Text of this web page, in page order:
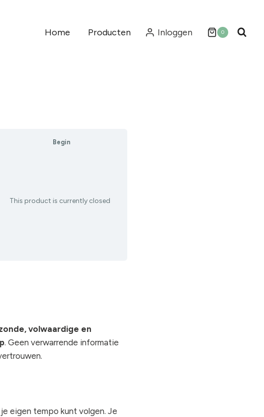
Home Producten Inloggen 0
Begin
This product is currently closed
volwaardige en
. Geen verwarrende informatie
eigen tempo kunt volgen. Je